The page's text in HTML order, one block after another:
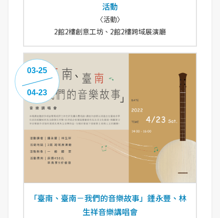
活動
〈活動〉
2館2樓創意工坊、2館2樓跨域展演廳
｢臺南、臺南－我們的音樂故事」鍾永豐、林
生祥音樂講唱會
03-25
04-23